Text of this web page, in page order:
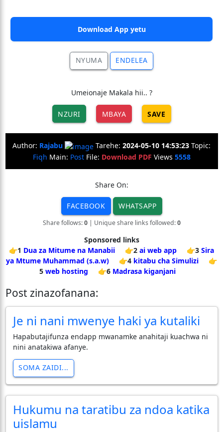
Download App yetu
NYUMA ENDELEA
Umeionaje Makala hii.. ?
NZURI MBAYA SAVE
Author: Rajabu Tarehe: 2024-05-10 14:53:23 Topic:
Fiqh Main: PostFile: Download PDF Views 5558
Share On:
FACEBOOK WHATSAPP
Share follows:0| Unique share links followed:0
Sponsored links
👉1 Dua za Mitume na Manabii 👉2 ai web app 👉3 Sira
ya Mtume Muhammad (s.a.w)
👉4 kitabu cha Simulizi
👉
5 web hosting 👉6 Madrasa kiganjani
Post zinazofanana:
Je ni nani mwenye haki ya kutaliki
Hapabutajifunza endapp mwanamke anahitaji kuachwa ni
nini anatakiwa afanye.
SOMA ZAIDI...
Hukumu na taratibu za ndoa katika
uislamu